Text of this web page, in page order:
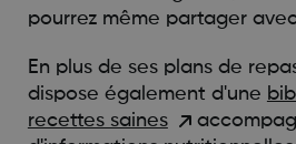
pourrez même partager
En plus de ses plans de
dispose également d'une
recettes saines